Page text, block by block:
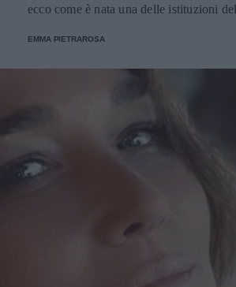
ecco come è nata una delle istituzioni
EMMA PIETRAROSA